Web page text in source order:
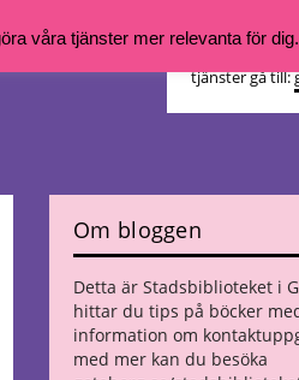
Vill du söka
tjänster gå till:
Om bloggen
Detta är Stadsbiblioteket i
hittar du tips på böcker
information om
med mer kan du besöka
våra tjänster mer relevanta för dig.